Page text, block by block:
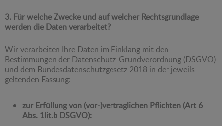
3. Für welche Zwecke und auf welcher Rechtsgrundlage
werden die Daten verarbeitet?
Wir verarbeiten Ihre Daten im Einklang mit den
Bestimmungen der Datenschutz-Grundverordnung (DSGVO)
und dem Bundesdatenschutzgesetz 2018 in der jeweils
geltenden Fassung:
zur Erfüllung von (vor-)vertraglichen Pflichten (Art 6
Abs. 1lit.b DSGVO):